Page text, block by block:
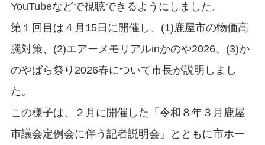
YouTubeなどで視聴できるようにしました。
第１回目は４月15日に開催し、(1)鹿屋市の物価高
騰対策、(2)エアーメモリアルinかのや2026、(3)か
のやばら祭り2026春について市長が説明しまし
た。
この様子は、２月に開催した「令和８年３月鹿屋
市議会定例会に伴う記者説明会」とともに市ホー